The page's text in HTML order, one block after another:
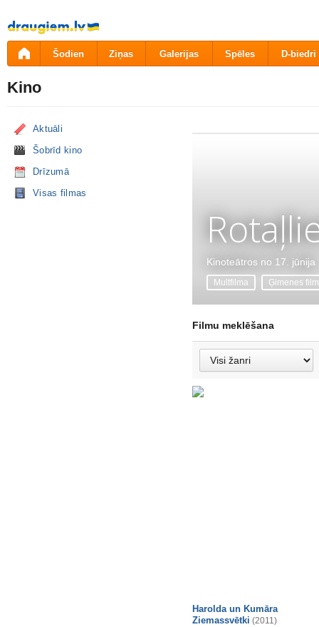
Pāriet
uz
saturu
Šodien Ziņas Galerijas Spēles D-biedri
Kino
Aktuāli
Šobrīd kino
Drīzumā
Visas filmas
Kinoteātros no 17. jūnija
Multfilma Ģimenes
Filmu meklēšana
Harolda un Kumāra
Ziemassvētki (2011)